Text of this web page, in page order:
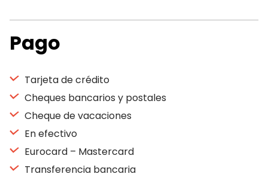
Pago
Tarjeta de crédito
Cheques bancarios y postales
Cheque de vacaciones
En efectivo
Eurocard – Mastercard
Transferencia bancaria